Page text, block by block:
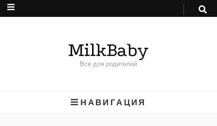
MilkBaby
Все для родителей
НАВИГАЦИЯ